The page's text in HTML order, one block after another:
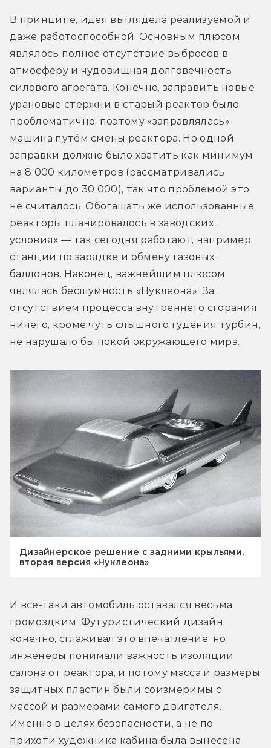
В принципе, идея выглядела реализуемой и
даже работоспособной. Основным плюсом
являлось полное отсутствие выбросов в
атмосферу и чудовищная долговечность
силового агрегата. Конечно, заправить новые
урановые стержни в старый реактор было
проблематично, поэтому «заправлялась»
машина путём смены реактора. Но одной
заправки должно было хватить как минимум
на 8 000 километров (рассматривались
варианты до 30 000), так что проблемой это
не считалось. Обогащать же использованные
реакторы планировалось в заводских
условиях — так сегодня работают, например,
станции по зарядке и обмену газовых
баллонов. Наконец, важнейшим плюсом
являлась бесшумность «Нуклеона». За
отсутствием процесса внутреннего сгорания
ничего, кроме чуть слышного гудения турбин,
не нарушало бы покой окружающего мира.
Дизайнерское решение с задними крыльями,
вторая версия «Нуклеона»
И всё-таки автомобиль оставался весьма
громоздким. Футуристический дизайн,
конечно, сглаживал это впечатление, но
инженеры понимали важность изоляции
салона от реактора, и потому масса и размеры
защитных пластин были соизмеримы с
массой и размерами самого двигателя.
Именно в целях безопасности, а не по
прихоти художника кабина была вынесена